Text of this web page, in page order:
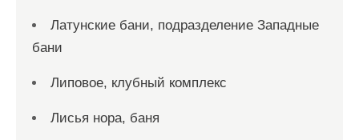
Латунские бани, подразделение Западные
бани
Липовое, клубный комплекс
Лисья нора, баня